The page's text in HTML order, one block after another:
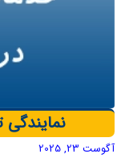
نمایندگی
آگوست 23, 2025